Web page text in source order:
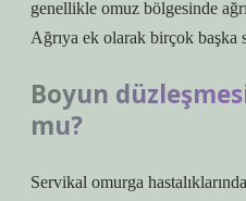
genellikle omuz bölgesinde
Ağrıya ek olarak birçok başka
Boyun
mu?
Servikal omurga